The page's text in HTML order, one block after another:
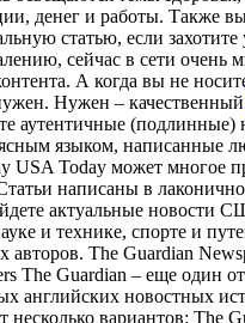
денег и работы. Также
статью, если
сейчас в сети очень
А когда вы не
Нужен –
аутентичные (подлинные)
языком, написанные
USA Today может многое
написаны в
актуальные новости
и технике, спорте и
авторов. The Guardian
The Guardian – еще один
английских новостных
несколько вариантов: The